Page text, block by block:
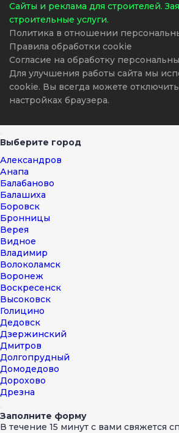
Cайты и реклама для строителей.
строительные услуги.
Политика в отношении
Правила обработки cookie
Согласие на обработку
Для улучшения работы сайта мы
cookie. Вы всегда можете
настройках браузера.
Выберите город
Александров
Анапа
Балабаново
Балашиха
Боровск
Бронницы
Верея
Видное
Владимир
Волоколамск
Воронеж
Воскресенск
Высоковск
Голицино
Дедовск
Дзержинский
Дмитров
Долгопрудный
Домодедово
Дорохово
Дрезна
Егорьевск
Железнодорожный
Заполните форму
В течение 15 минут с вами свяжется